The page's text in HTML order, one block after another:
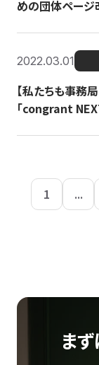
めの団体ページ
2022.03.01
【私たちも事務
「congrant
1 ...
ま